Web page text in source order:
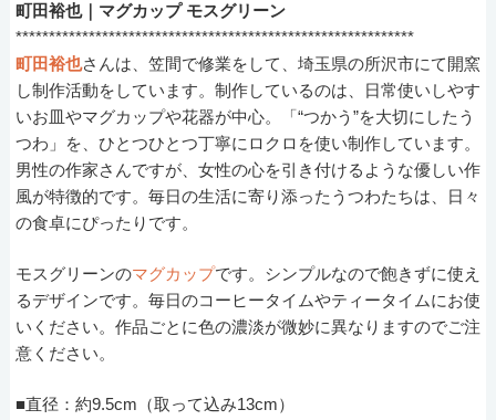
町田裕也｜マグカップ モスグリーン
************************************************************
町田裕也さんは、笠間で修業をして、埼玉県の所沢市にて開窯
し制作活動をしています。制作しているのは、日常使いしやす
いお皿やマグカップや花器が中心。「“つかう”を大切にしたう
つわ」を、ひとつひとつ丁寧にロクロを使い制作しています。
男性の作家さんですが、女性の心を引き付けるような優しい作
風が特徴的です。毎日の生活に寄り添ったうつわたちは、日々
の食卓にぴったりです。
モスグリーンのマグカップです。シンプルなので飽きずに使え
るデザインです。毎日のコーヒータイムやティータイムにお使
いください。作品ごとに色の濃淡が微妙に異なりますのでご注
意ください。
■直径：約9.5cm（取って込み13cm）